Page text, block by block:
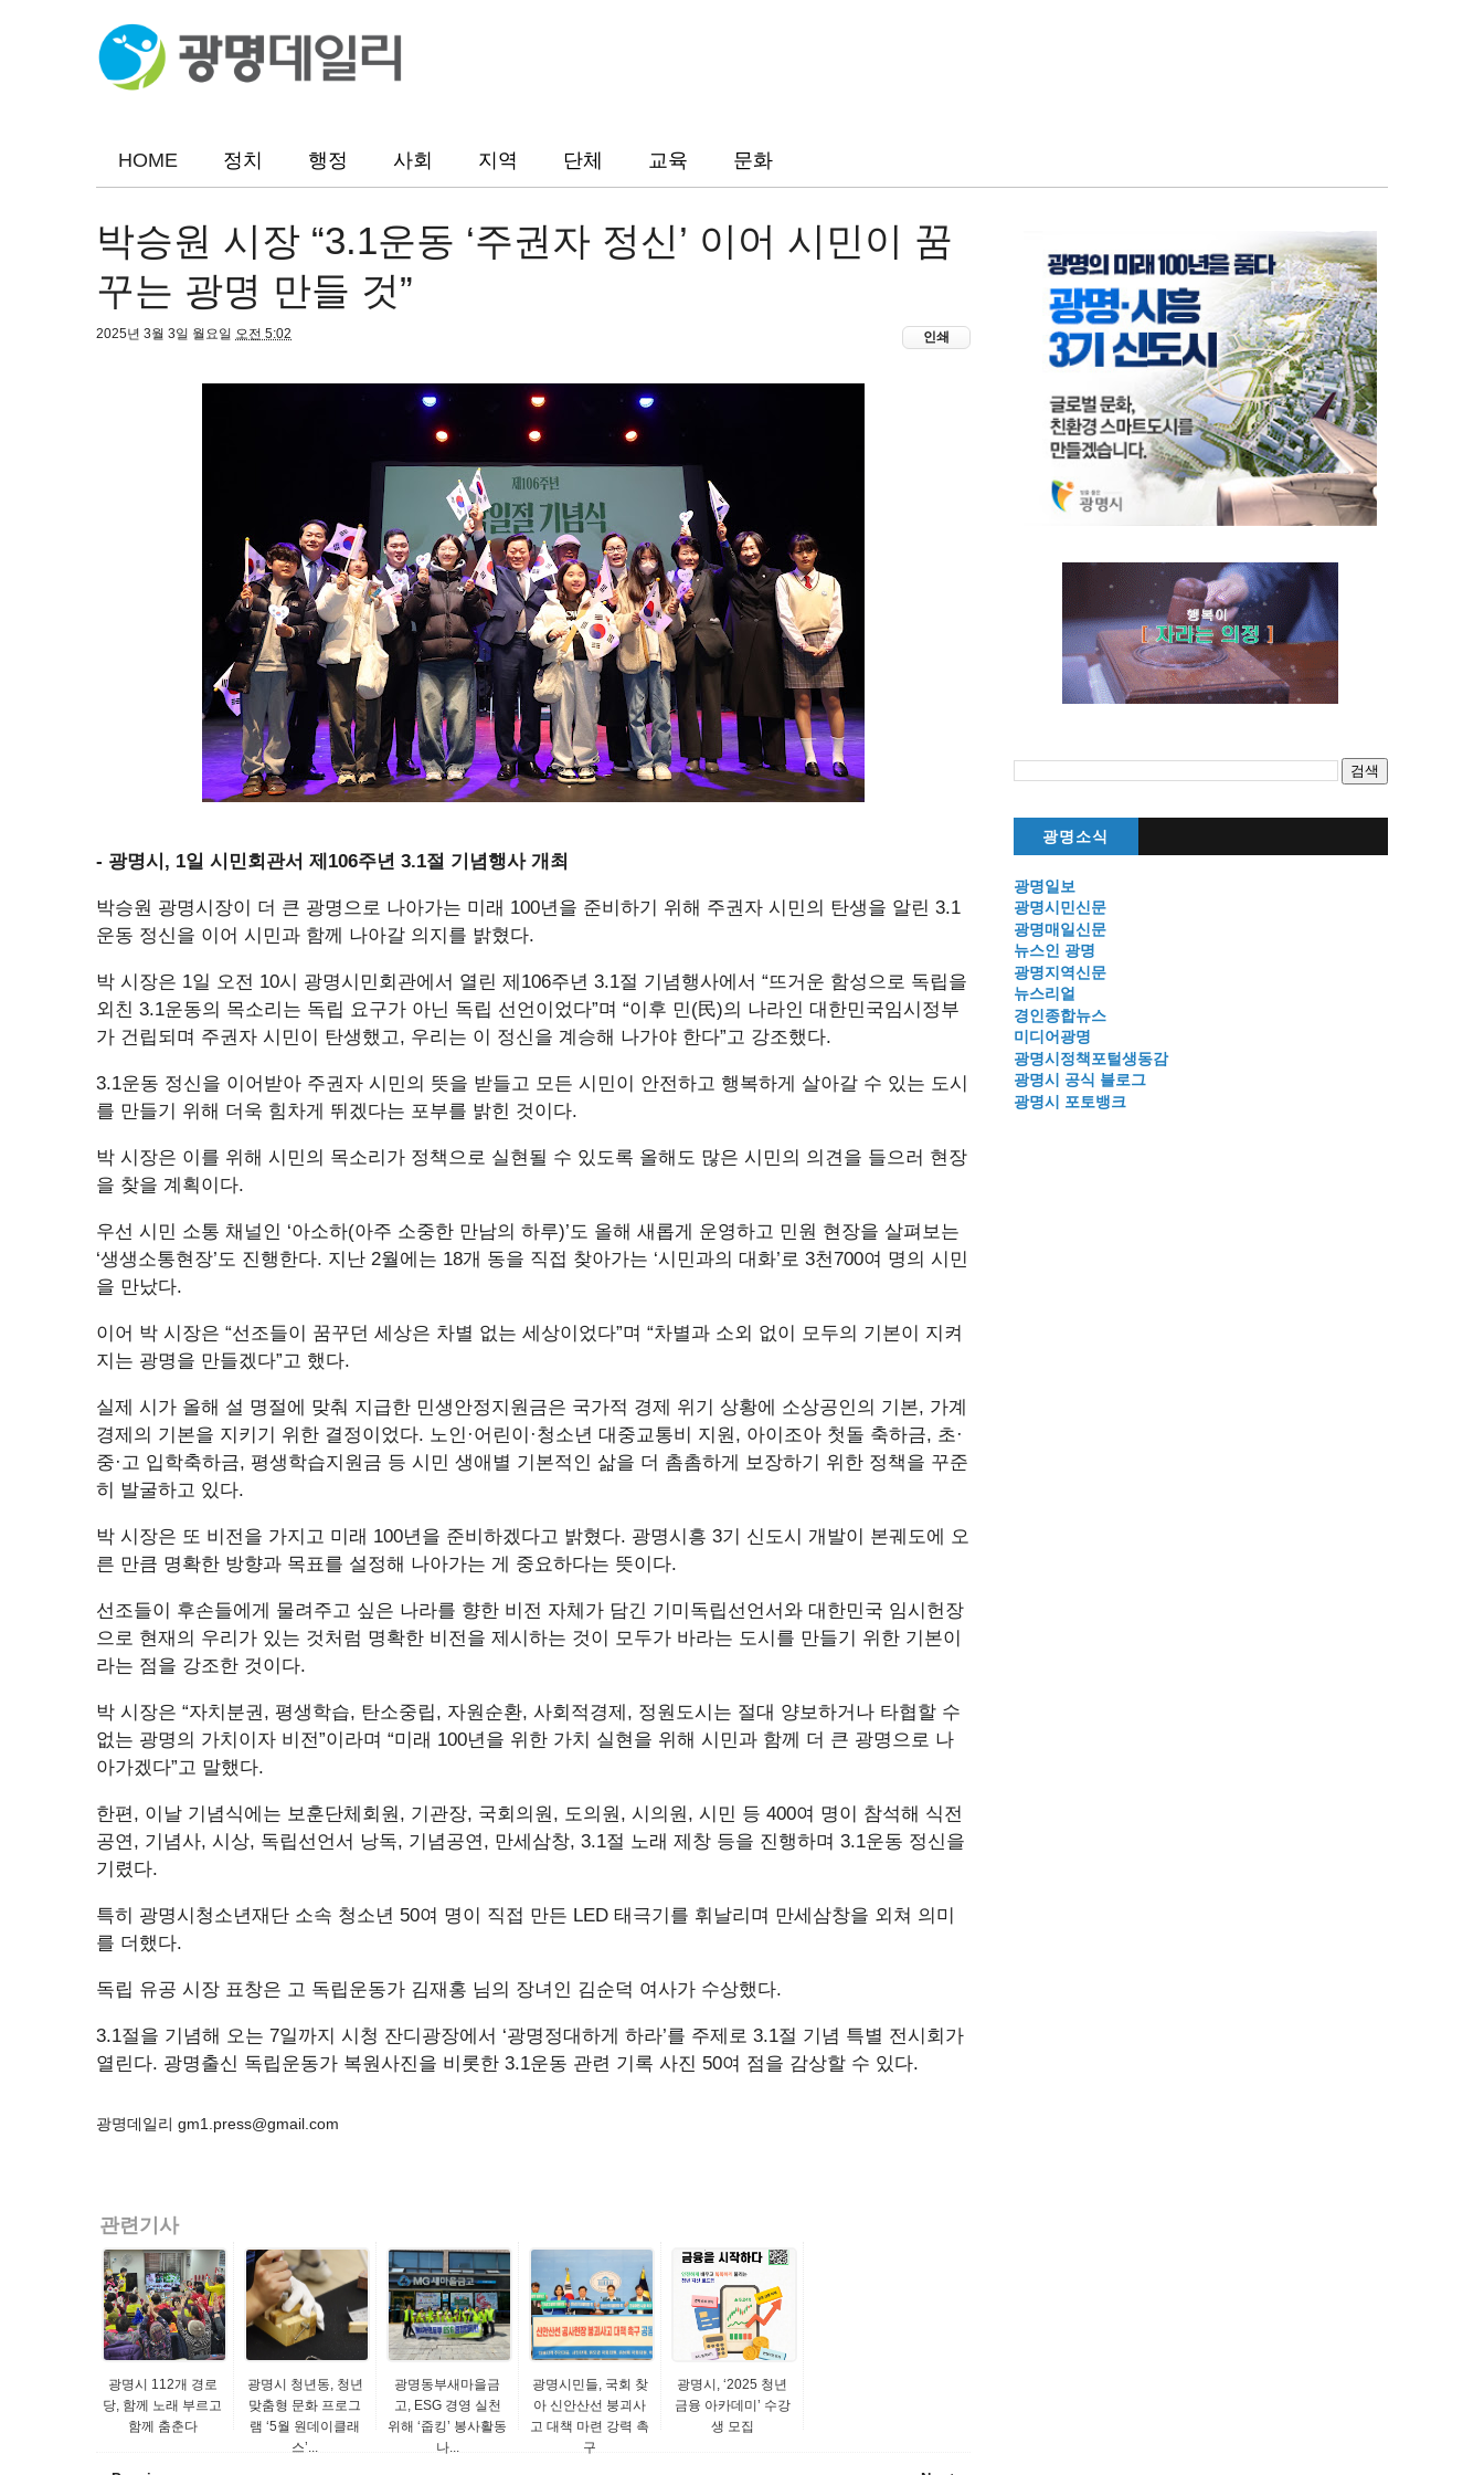
HOME 정치 행정 사회 지역 단체 교육 문화
박승원 시장 “3.1운동 ‘주권자 정신’ 이어 시민이 꿈
꾸는 광명 만들 것”
2025년 3월 3일 월요일 오전 5:02 인쇄
- 광명시, 1일 시민회관서 제106주년 3.1절 기념행사 개최
박승원 광명시장이 더 큰 광명으로 나아가는 미래 100년을 준비하기 위해 주권자 시민의 탄생을 알린 3.1
운동 정신을 이어 시민과 함께 나아갈 의지를 밝혔다.
박 시장은 1일 오전 10시 광명시민회관에서 열린 제106주년 3.1절 기념행사에서 “뜨거운 함성으로 독립을
외친 3.1운동의 목소리는 독립 요구가 아닌 독립 선언이었다”며 “이후 민(民)의 나라인 대한민국임시정부
가 건립되며 주권자 시민이 탄생했고, 우리는 이 정신을 계승해 나가야 한다”고 강조했다.
3.1운동 정신을 이어받아 주권자 시민의 뜻을 받들고 모든 시민이 안전하고 행복하게 살아갈 수 있는 도시
를 만들기 위해 더욱 힘차게 뛰겠다는 포부를 밝힌 것이다.
박 시장은 이를 위해 시민의 목소리가 정책으로 실현될 수 있도록 올해도 많은 시민의 의견을 들으러 현장
을 찾을 계획이다.
우선 시민 소통 채널인 ‘아소하(아주 소중한 만남의 하루)’도 올해 새롭게 운영하고 민원 현장을 살펴보는
‘생생소통현장’도 진행한다. 지난 2월에는 18개 동을 직접 찾아가는 ‘시민과의 대화’로 3천700여 명의 시민
을 만났다.
이어 박 시장은 “선조들이 꿈꾸던 세상은 차별 없는 세상이었다”며 “차별과 소외 없이 모두의 기본이 지켜
지는 광명을 만들겠다”고 했다.
실제 시가 올해 설 명절에 맞춰 지급한 민생안정지원금은 국가적 경제 위기 상황에 소상공인의 기본, 가계
경제의 기본을 지키기 위한 결정이었다. 노인·어린이·청소년 대중교통비 지원, 아이조아 첫돌 축하금, 초·
중·고 입학축하금, 평생학습지원금 등 시민 생애별 기본적인 삶을 더 촘촘하게 보장하기 위한 정책을 꾸준
히 발굴하고 있다.
박 시장은 또 비전을 가지고 미래 100년을 준비하겠다고 밝혔다. 광명시흥 3기 신도시 개발이 본궤도에 오
른 만큼 명확한 방향과 목표를 설정해 나아가는 게 중요하다는 뜻이다.
선조들이 후손들에게 물려주고 싶은 나라를 향한 비전 자체가 담긴 기미독립선언서와 대한민국 임시헌장
으로 현재의 우리가 있는 것처럼 명확한 비전을 제시하는 것이 모두가 바라는 도시를 만들기 위한 기본이
라는 점을 강조한 것이다.
박 시장은 “자치분권, 평생학습, 탄소중립, 자원순환, 사회적경제, 정원도시는 절대 양보하거나 타협할 수
없는 광명의 가치이자 비전”이라며 “미래 100년을 위한 가치 실현을 위해 시민과 함께 더 큰 광명으로 나
아가겠다”고 말했다.
한편, 이날 기념식에는 보훈단체회원, 기관장, 국회의원, 도의원, 시의원, 시민 등 400여 명이 참석해 식전
공연, 기념사, 시상, 독립선언서 낭독, 기념공연, 만세삼창, 3.1절 노래 제창 등을 진행하며 3.1운동 정신을
기렸다.
특히 광명시청소년재단 소속 청소년 50여 명이 직접 만든 LED 태극기를 휘날리며 만세삼창을 외쳐 의미
를 더했다.
독립 유공 시장 표창은 고 독립운동가 김재홍 님의 장녀인 김순덕 여사가 수상했다.
3.1절을 기념해 오는 7일까지 시청 잔디광장에서 ‘광명정대하게 하라’를 주제로 3.1절 기념 특별 전시회가
열린다. 광명출신 독립운동가 복원사진을 비롯한 3.1운동 관련 기록 사진 50여 점을 감상할 수 있다.
광명데일리 gm1.press@gmail.com
관련기사
광명시 112개 경로
당, 함께 노래 부르고
함께 춤춘다
광명시 청년동, 청년
맞춤형 문화 프로그
램 ‘5월 원데이클래
스’...
광명동부새마을금
고, ESG 경영 실천
위해 ‘줍킹’ 봉사활동
나...
광명시민들, 국회 찾
아 신안산선 붕괴사
고 대책 마련 강력 촉
구
광명시, ‘2025 청년
금융 아카데미’ 수강
생 모집
광명소식
광명일보
광명시민신문
광명매일신문
뉴스인 광명
광명지역신문
뉴스리얼
경인종합뉴스
미디어광명
광명시정책포털생동감
광명시 공식 블로그
광명시 포토뱅크